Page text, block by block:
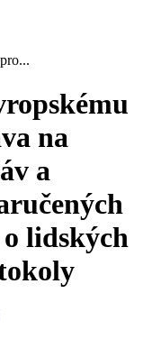
na
a
lidských